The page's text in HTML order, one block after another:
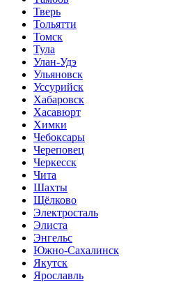
Тверь
Тольятти
Томск
Тула
Улан-Удэ
Ульяновск
Уссурийск
Хабаровск
Хасавюрт
Химки
Чебоксары
Череповец
Черкесск
Чита
Шахты
Щёлково
Электросталь
Элиста
Энгельс
Южно-Сахалинск
Якутск
Ярославль